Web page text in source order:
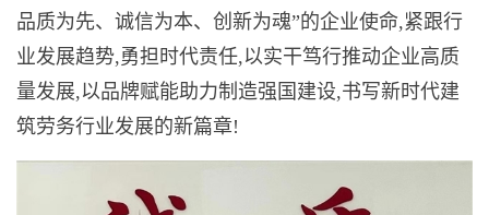
品质为先、诚信为本、创新为魂”的企业使命,紧跟行
业发展趋势,勇担时代责任,以实干笃行推动企业高质
量发展,以品牌赋能助力制造强国建设,书写新时代建
筑劳务行业发展的新篇章!